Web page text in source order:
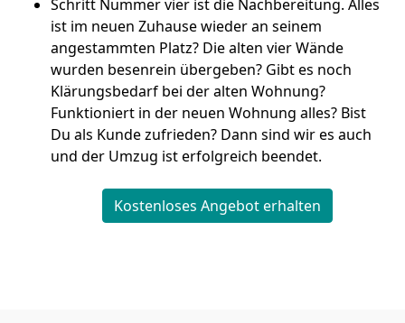
Schritt Nummer vier ist die Nachbereitung. Alles
ist im neuen Zuhause wieder an seinem
angestammten Platz? Die alten vier Wände
wurden besenrein übergeben? Gibt es noch
Klärungsbedarf bei der alten Wohnung?
Funktioniert in der neuen Wohnung alles? Bist
Du als Kunde zufrieden? Dann sind wir es auch
und der Umzug ist erfolgreich beendet.
Kostenloses Angebot erhalten